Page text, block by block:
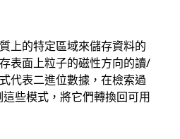
上的特定區域來儲存資料的
表面上粒子的磁性方向的讀/
代表二進位數據，在檢索過
些模式，將它們轉換回可用